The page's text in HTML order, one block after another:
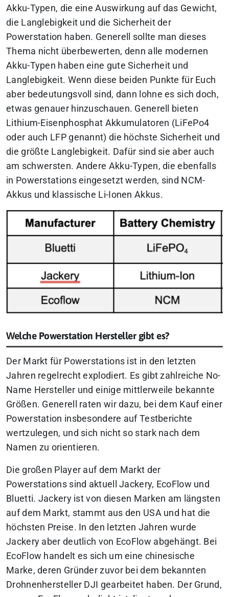
Akku-Typen, die eine Auswirkung auf das Gewicht,
die Langlebigkeit und die Sicherheit der
Powerstation haben. Generell sollte man dieses
Thema nicht überbewerten, denn alle modernen
Akku-Typen haben eine gute Sicherheit und
Langlebigkeit. Wenn diese beiden Punkte für Euch
aber bedeutungsvoll sind, dann lohne es sich doch,
etwas genauer hinzuschauen. Generell bieten
Lithium-Eisenphosphat Akkumulatoren (LiFePo4
oder auch LFP genannt) die höchste Sicherheit und
die größte Langlebigkeit. Dafür sind sie aber auch
am schwersten. Andere Akku-Typen, die ebenfalls
in Powerstations eingesetzt werden, sind NCM-
Akkus und klassische Li-Ionen Akkus.
Welche Powerstation Hersteller gibt es?
Der Markt für Powerstations ist in den letzten
Jahren regelrecht explodiert. Es gibt zahlreiche No-
Name Hersteller und einige mittlerweile bekannte
Größen. Generell raten wir dazu, bei dem Kauf einer
Powerstation insbesondere auf Testberichte
wertzulegen, und sich nicht so stark nach dem
Namen zu orientieren.
Die großen Player auf dem Markt der
Powerstations sind aktuell Jackery, EcoFlow und
Bluetti. Jackery ist von diesen Marken am längsten
auf dem Markt, stammt aus den USA und hat die
höchsten Preise. In den letzten Jahren wurde
Jackery aber deutlich von EcoFlow abgehängt. Bei
EcoFlow handelt es sich um eine chinesische
Marke, deren Gründer zuvor bei dem bekannten
Drohnenhersteller DJI gearbeitet haben. Der Grund,